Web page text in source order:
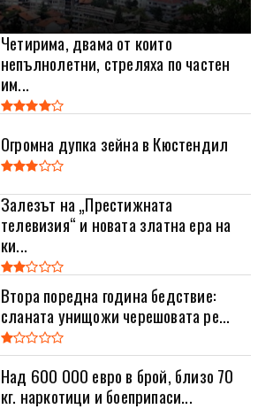
Четирима, двама от които
непълнолетни, стреляха по частен
им...
Огромна дупка зейна в Кюстендил
Залезът на „Престижната
телевизия“ и новата златна ера на
ки...
Втора поредна година бедствие:
сланата унищожи черешовата ре...
Над 600 000 евро в брой, близо 70
кг. наркотици и боеприпаси...